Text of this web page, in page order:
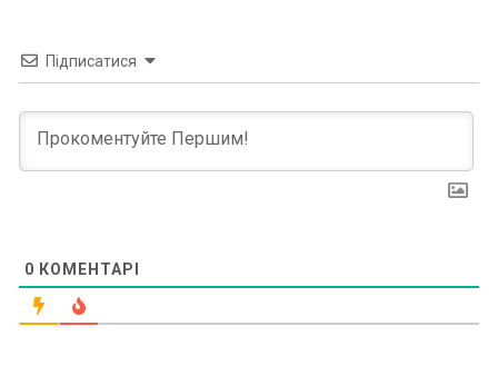
Підписатися
0 КОМЕНТАРІ